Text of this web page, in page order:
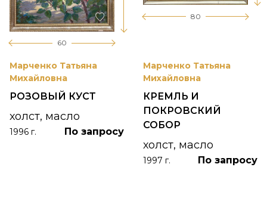
60
Марченко Татьяна
Михайловна
РОЗОВЫЙ КУСТ
холст, масло
1996 г. По запросу
80
Марченко Татьяна
Михайловна
КРЕМЛЬ И
ПОКРОВСКИЙ
СОБОР
холст, масло
1997 г. По запросу